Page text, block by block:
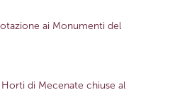
ai Monumenti del
di Mecenate chiuse al